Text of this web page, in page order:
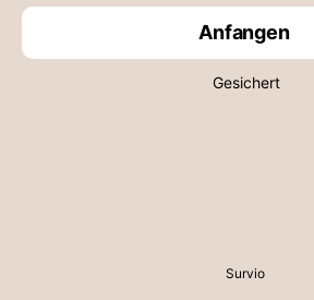
Anfangen
Gesichert
Survio